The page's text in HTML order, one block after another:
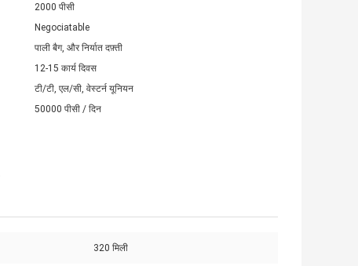
2000 पीसी
Negociatable
पाली बैग, और निर्यात दफ़्ती
12-15 कार्य दिवस
टी/टी, एल/सी, वेस्टर्न यूनियन
50000 पीसी / दिन
320 मिली